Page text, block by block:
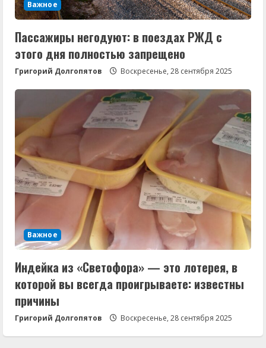
Важное
Пассажиры негодуют: в поездах РЖД с
этого дня полностью запрещено
Григорий Долгопятов Воскресенье, 28 сентября 2025
Важное
Индейка из «Светофора» — это лотерея, в
которой вы всегда проигрываете: известны
причины
Григорий Долгопятов Воскресенье, 28 сентября 2025